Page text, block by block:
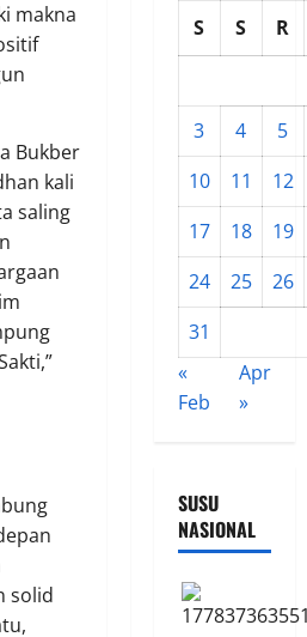
makna
Bukber
kali
saling
solid
S S R
3 4
5
10
11
12
17
18
19
24
25
26
31
«
Feb
Apr
»
SUSU
NASIONAL